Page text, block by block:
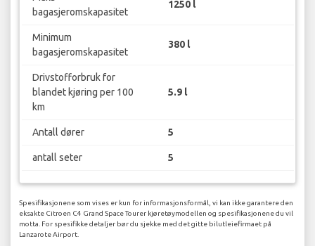
bagasjeromskapasitet
1250 l
Minimum
bagasjeromskapasitet
380 l
Drivstofforbruk for
blandet kjøring per 100
km
5.9 l
Antall dører 5
antall seter 5
Spesifikasjonene som vises er kun for informasjonsformål, vi kan ikke garantere den
eksakte Citroen C4 Grand Space Tourer kjøretøymodellen og spesifikasjonene du vil
motta. For spesifikke detaljer bør du sjekke med det gitte bilutleiefirmaet på
Lanzarote Airport.